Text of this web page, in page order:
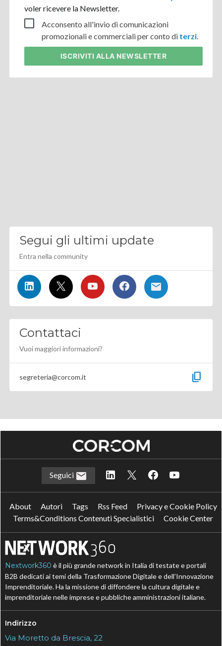
voler ricevere la Newsletter.
Acconsento all'invio di comunicazioni
promozionali e commerciali per conto di terzi.
ISCRIVITI ALLA NEWSLETTER
Segui gli ultimi update
Entra nella community
Contattaci
Vuoi maggiori informazioni?
segreteria@corcom.it content_copy
Seguici
About Autori Tags Rss Feed
Privacy e Cookie Policy
Terms&Conditions Contenuti Specialistici
Cookie Center
Nextwork360 è il più grande network in Italia di testate e portali
B2B dedicati ai temi della Trasformazione Digitale e dell’Innovazione
Imprenditoriale. Ha la missione di diffondere la cultura digitale e
imprenditoriale nelle imprese e pubbliche amministrazioni italiane.
Indirizzo
Via Moretto da Brescia, 22